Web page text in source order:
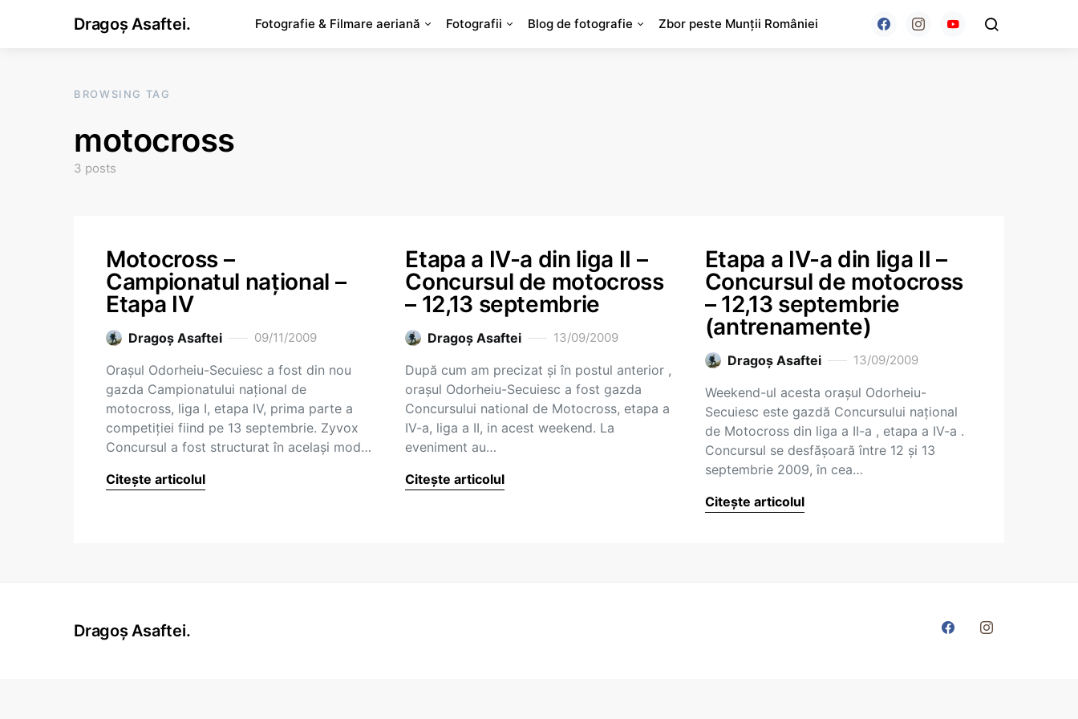
Dragoș Asaftei. Fotografie & Filmare aeriană Fotografii Blog de fotografie Zbor peste Munții României
BROWSING TAG
motocross
3 posts
Motocross –
Campionatul naţional –
Etapa IV
Dragoş Asaftei 09/11/2009
Oraşul Odorheiu-Secuiesc a fost din nou
gazda Campionatului naţional de
motocross, liga I, etapa IV, prima parte a
competiţiei fiind pe 13 septembrie. Zyvox
Concursul a fost structurat în acelaşi mod…
Citește articolul
Etapa a IV-a din liga II –
Concursul de motocross
– 12,13 septembrie
Dragoş Asaftei 13/09/2009
După cum am precizat şi în postul anterior ,
oraşul Odorheiu-Secuiesc a fost gazda
Concursului national de Motocross, etapa a
IV-a, liga a II, in acest weekend. La
eveniment au…
Citește articolul
Etapa a IV-a din liga II –
Concursul de motocross
– 12,13 septembrie
(antrenamente)
Dragoş Asaftei 13/09/2009
Weekend-ul acesta oraşul Odorheiu-
Secuiesc este gazdă Concursului naţional
de Motocross din liga a II-a , etapa a IV-a .
Concursul se desfăşoară între 12 şi 13
septembrie 2009, în cea…
Citește articolul
Dragoș Asaftei.